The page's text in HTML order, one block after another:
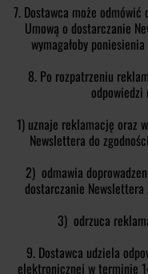
7. Dostawca może
Umową o dostarczanie
wymagałoby
8. Po rozpatrzeniu
1) uznaje reklamację oraz
Newslettera do
2) odmawia
dostarczanie Newslettera
3) odrzuca
9. Dostawca udziela
elektronicznej w terminie